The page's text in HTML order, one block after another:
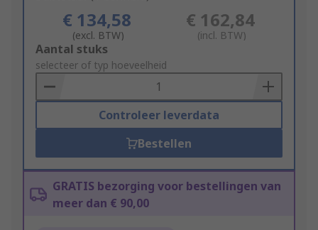
€ 134,58
(excl. BTW)
€ 162,84
(incl. BTW)
Add
to
Basket
Aantal stuks
selecteer of typ hoeveelheid
Controleer leverdata
Bestellen
GRATIS bezorging voor bestellingen van
meer dan € 90,00